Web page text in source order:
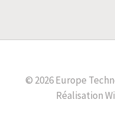
© 2026 Europe
Réalisation